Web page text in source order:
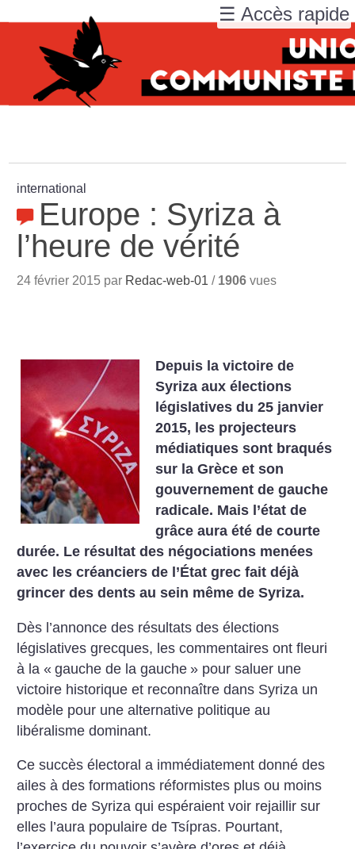
international
Europe : Syriza à
l’heure de vérité
24 février 2015 par Redac-web-01 / 1906 vues
Depuis la victoire de
Syriza aux élections
législatives du 25 janvier
2015, les projecteurs
médiatiques sont braqués
sur la Grèce et son
gouvernement de gauche
radicale. Mais l’état de
grâce aura été de courte
durée. Le résultat des négociations menées
avec les créanciers de l’État grec fait déjà
grincer des dents au sein même de Syriza.
Dès l’annonce des résultats des élections
législatives grecques, les commentaires ont fleuri
à la « gauche de la gauche » pour saluer une
victoire historique et reconnaître dans Syriza un
modèle pour une alternative politique au
libéralisme dominant.
Ce succès électoral a immédiatement donné des
ailes à des formations réformistes plus ou moins
proches de Syriza qui espéraient voir rejaillir sur
elles l’aura populaire de Tsípras. Pourtant,
☰ Accès rapide